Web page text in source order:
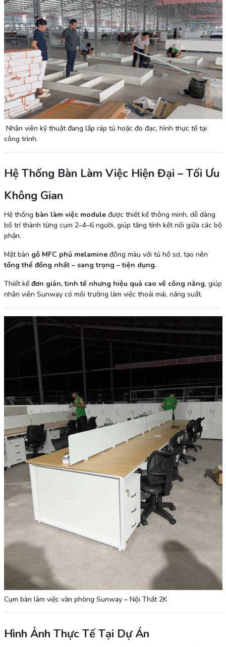
Nhân viên kỹ thuật đang lắp ráp tủ hoặc đo đạc, hình thực tế tại
công trình.
Hệ Thống Bàn Làm Việc Hiện Đại – Tối Ưu
Không Gian
Hệ thống bàn làm việc moduleđược thiết kế thông minh, dễ dàng
bố trí thành từng cụm 2–4–6 người, giúp tăng tính kết nối giữa các bộ
phận.
Mặt bàn gỗ MFC phủ melamineđồng màu với tủ hồ sơ, tạo nên
tổng thể đồng nhất – sang trọng – tiện dụng.
Thiết kếđơn giản, tinh tế nhưng hiệu quả cao về công năng, giúp
nhân viên Sunway có môi trường làm việc thoải mái, năng suất.
Cụm bàn làm việc văn phòng Sunway – Nội Thất 2K
Hình Ảnh Thực Tế Tại Dự Án